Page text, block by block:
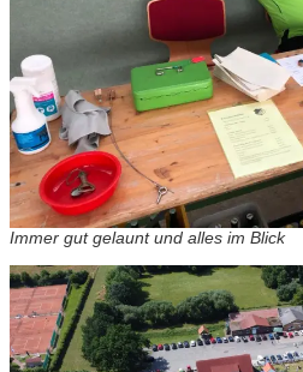
Immer gut gelaunt und alles im Blick